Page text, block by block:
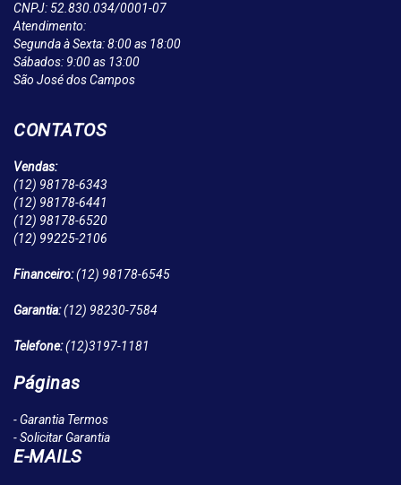
CNPJ: 52.830.034/0001-07
Atendimento:
Segunda à Sexta: 8:00 as 18:00
Sábados: 9:00 as 13:00
São José dos Campos
CONTATOS
Vendas:
(12) 98178-6343
(12) 98178-6441
(12) 98178-6520
(12) 99225-2106
Financeiro:(12) 98178-6545
Garantia:(12) 98230-7584
Telefone:(12)3197-1181
Páginas
- Garantia Termos
- Solicitar Garantia
E-MAILS